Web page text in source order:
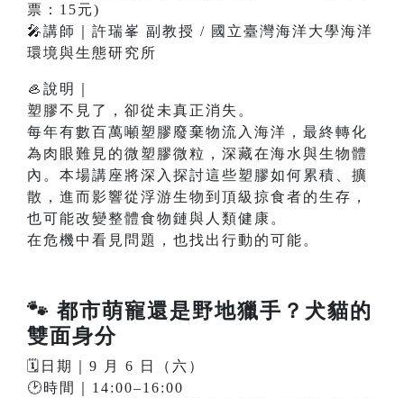
票：15元)
🎤講師｜許瑞峯 副教授 / 國立臺灣海洋大學海洋
環境與生態研究所
🦪說明｜
塑膠不見了，卻從未真正消失。
每年有數百萬噸塑膠廢棄物流入海洋，最終轉化
為肉眼難見的微塑膠微粒，深藏在海水與生物體
內。本場講座將深入探討這些塑膠如何累積、擴
散，進而影響從浮游生物到頂級掠食者的生存，
也可能改變整體食物鏈與人類健康。
在危機中看見問題，也找出行動的可能。
🐾 都市萌寵還是野地獵手？犬貓的
雙面身分
🗓️日期｜9 月 6 日（六）
🕑時間｜14:00–16:00